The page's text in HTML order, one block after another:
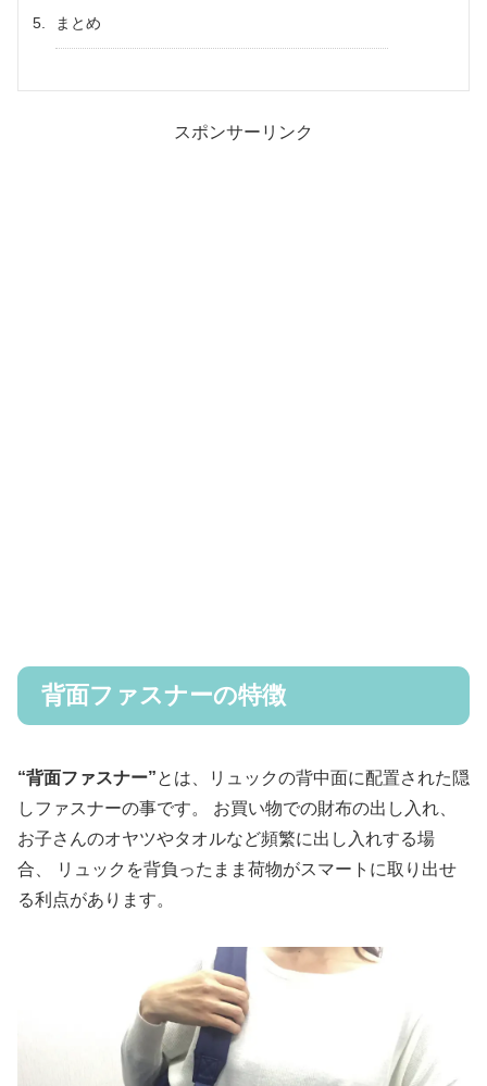
まとめ
スポンサーリンク
背面ファスナーの特徴
“背面ファスナー”とは、リュックの背中面に配置された隠
しファスナーの事です。 お買い物での財布の出し入れ、
お子さんのオヤツやタオルなど頻繁に出し入れする場
合、 リュックを背負ったまま荷物がスマートに取り出せ
る利点があります。